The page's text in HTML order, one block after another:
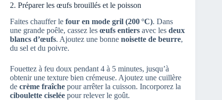
2. Préparer les œufs brouillés et le poisson
Faites chauffer le four en mode gril (200 °C). Dans
une grande poêle, cassez les œufs entiers avec les deux
blancs d’œufs. Ajoutez une bonne noisette de beurre,
du sel et du poivre.
Fouettez à feu doux pendant 4 à 5 minutes, jusqu’à
obtenir une texture bien crémeuse. Ajoutez une cuillère
de crème fraîche pour arrêter la cuisson. Incorporez la
ciboulette ciselée pour relever le goût.